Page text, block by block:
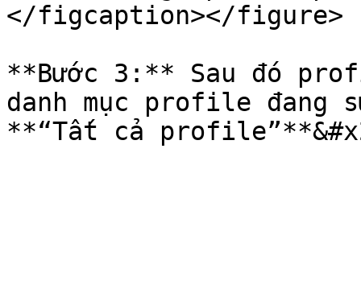
</figcaption></figure>
**Bước 3:** Sau đó
danh mục profile đang